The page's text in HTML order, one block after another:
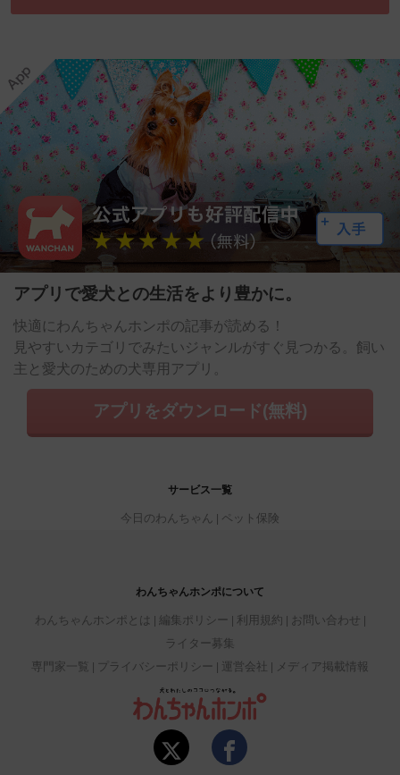
アプリで愛犬との生活をより豊かに。
快適にわんちゃんホンポの記事が読める！
見やすいカテゴリでみたいジャンルがすぐ見つかる。飼い
主と愛犬のための犬専用アプリ。
アプリをダウンロード(無料)
サービス一覧
今日のわんちゃん ペット保険
わんちゃんホンポについて
わんちゃんホンポとは 編集ポリシー 利用規約
お問い合わせ
ライター募集
専門家一覧
プライバシーポリシー 運営会社 メディア掲載情報